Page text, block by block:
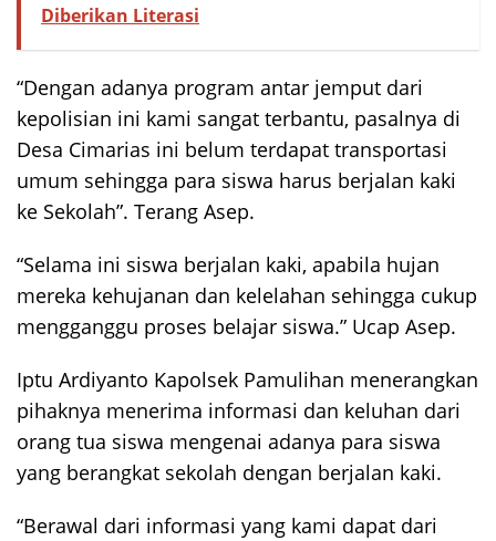
Diberikan Literasi
“Dengan adanya program antar jemput dari
kepolisian ini kami sangat terbantu, pasalnya di
Desa Cimarias ini belum terdapat transportasi
umum sehingga para siswa harus berjalan kaki
ke Sekolah”. Terang Asep.
“Selama ini siswa berjalan kaki, apabila hujan
mereka kehujanan dan kelelahan sehingga cukup
mengganggu proses belajar siswa.” Ucap Asep.
Iptu Ardiyanto Kapolsek Pamulihan menerangkan
pihaknya menerima informasi dan keluhan dari
orang tua siswa mengenai adanya para siswa
yang berangkat sekolah dengan berjalan kaki.
“Berawal dari informasi yang kami dapat dari